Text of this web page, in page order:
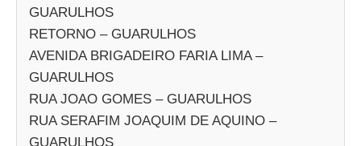
GUARULHOS
RETORNO – GUARULHOS
AVENIDA BRIGADEIRO FARIA LIMA –
GUARULHOS
RUA JOAO GOMES – GUARULHOS
RUA SERAFIM JOAQUIM DE AQUINO –
GUARULHOS